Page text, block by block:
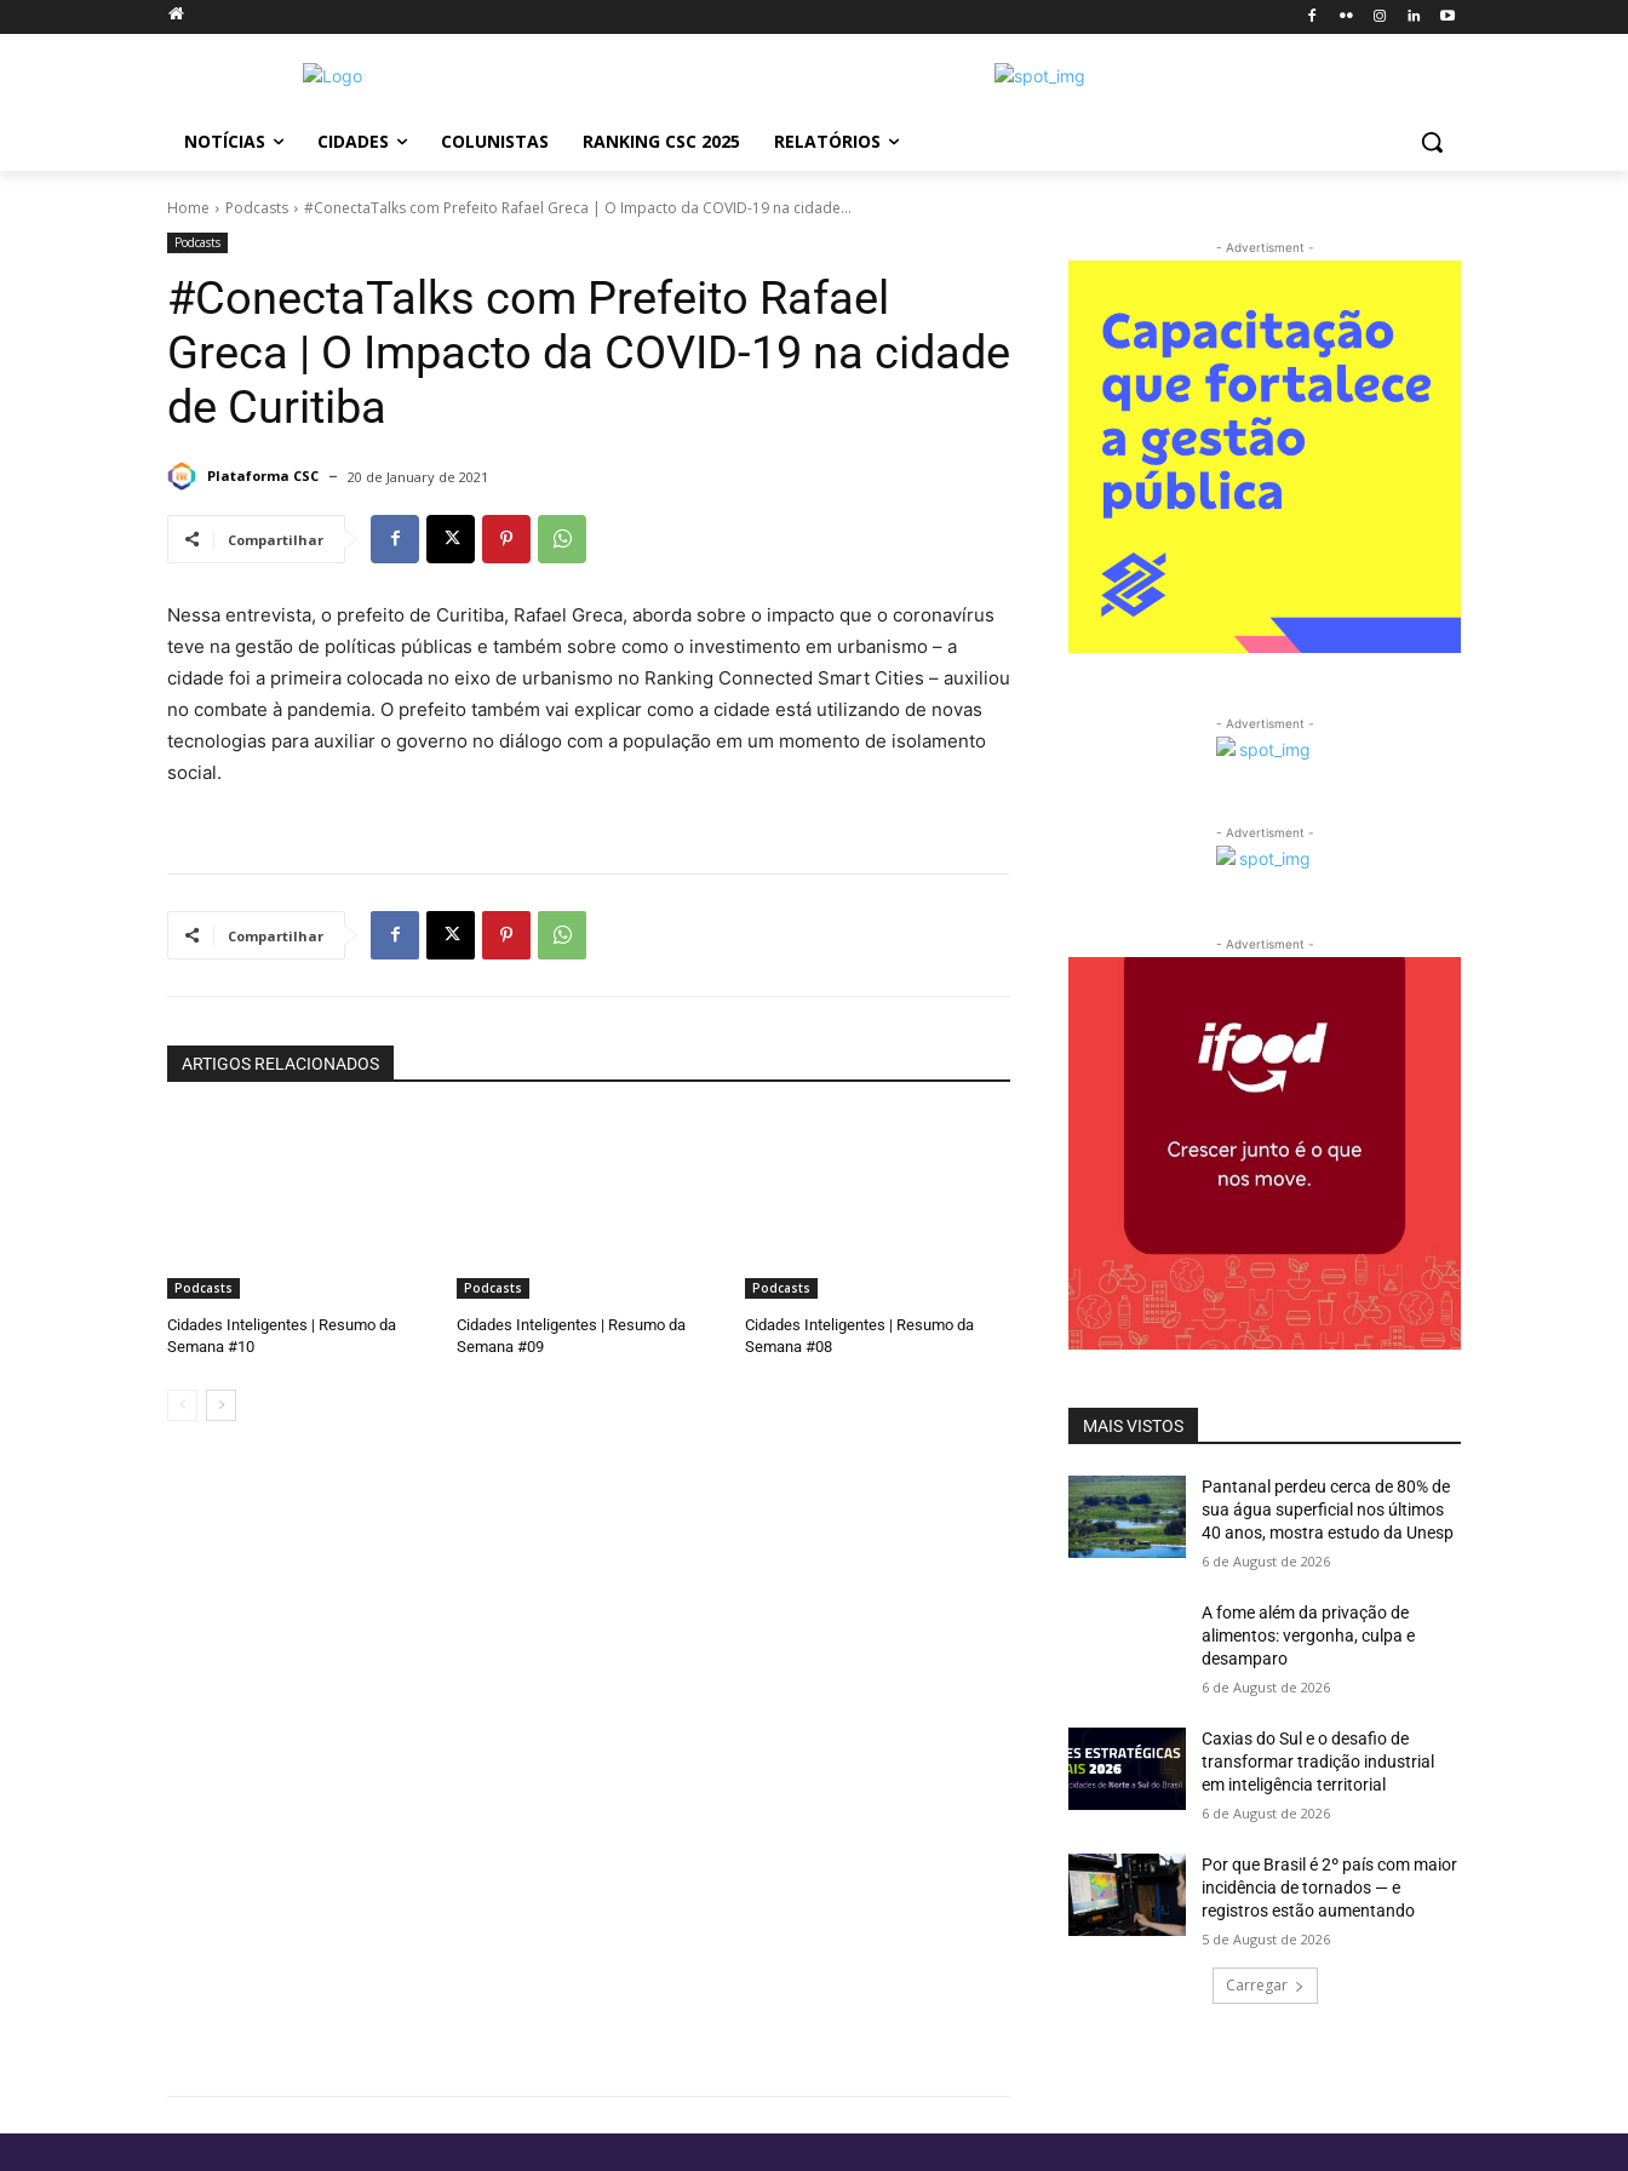
NOTÍCIAS CIDADES COLUNISTAS RANKING CSC 2025 RELATÓRIOS
Home Podcasts #ConectaTalks com Prefeito Rafael Greca | O Impacto da COVID-19 na cidade...
Podcasts
#ConectaTalks com Prefeito Rafael
Greca | O Impacto da COVID-19 na cidade
de Curitiba
Plataforma CSC 20 de January de 2021
Compartilhar
Nessa entrevista, o prefeito de Curitiba, Rafael Greca, aborda sobre o impacto que o coronavírus
teve na gestão de políticas públicas e também sobre como o investimento em urbanismo – a
cidade foi a primeira colocada no eixo de urbanismo no Ranking Connected Smart Cities – auxiliou
no combate à pandemia. O prefeito também vai explicar como a cidade está utilizando de novas
tecnologias para auxiliar o governo no diálogo com a população em um momento de isolamento
social.
Compartilhar
ARTIGOS RELACIONADOS
Podcasts
Cidades Inteligentes | Resumo da
Semana #10
Podcasts
Cidades Inteligentes | Resumo da
Semana #09
Podcasts
Cidades Inteligentes | Resumo da
Semana #08
- Advertisment -
- Advertisment -
- Advertisment -
- Advertisment -
MAIS VISTOS
Pantanal perdeu cerca de 80% de
sua água superficial nos últimos
40 anos, mostra estudo da Unesp
6 de August de 2026
A fome além da privação de
alimentos: vergonha, culpa e
desamparo
6 de August de 2026
Caxias do Sul e o desafio de
transformar tradição industrial
em inteligência territorial
6 de August de 2026
Por que Brasil é 2º país com maior
incidência de tornados — e
registros estão aumentando
5 de August de 2026
Carregar